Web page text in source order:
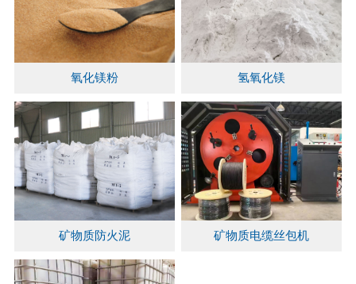
氧化镁粉 氢氧化镁
矿物质防火泥 矿物质电缆丝包机